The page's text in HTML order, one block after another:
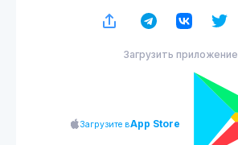
Загрузить приложение
Загрузите вApp Store